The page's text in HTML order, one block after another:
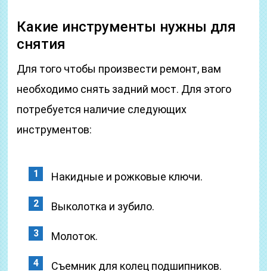
Какие инструменты нужны для
снятия
Для того чтобы произвести ремонт, вам
необходимо снять задний мост. Для этого
потребуется наличие следующих
инструментов:
Накидные и рожковые ключи.
Выколотка и зубило.
Молоток.
Съемник для колец подшипников.